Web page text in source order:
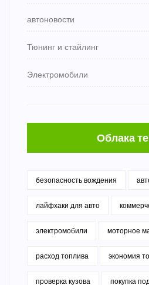
автоновости
Тюнинг и стайлинг
Электромобили
Облака
безопасность вождения
лайфхаки для авто
электромобили моторное
расход топлива экономия
проверка кузова покупка